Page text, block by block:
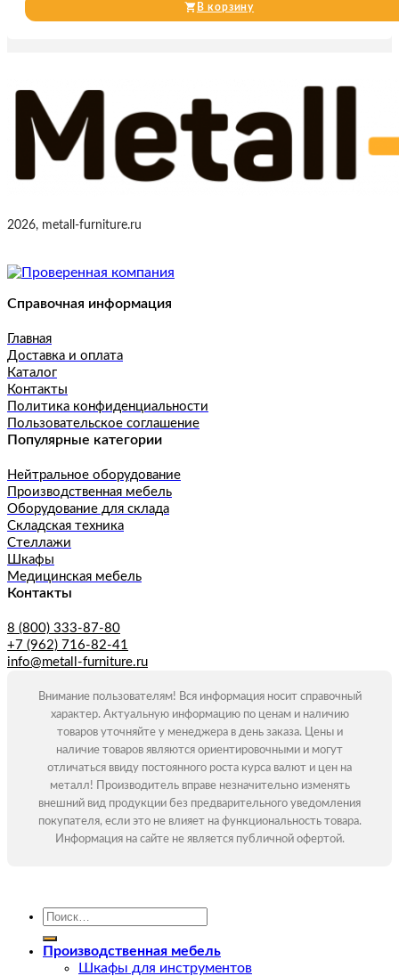
В корзину
2026, metall-furniture.ru
Справочная информация
Главная
Доставка и оплата
Каталог
Контакты
Политика конфиденциальности
Пользовательское соглашение
Популярные категории
Нейтральное оборудование
Производственная мебель
Оборудование для склада
Складская техника
Стеллажи
Шкафы
Медицинская мебель
Контакты
8 (800) 333-87-80
+7 (962) 716-82-41
info@metall-furniture.ru
Внимание пользователям! Вся информация носит справочный
характер. Актуальную информацию по ценам и наличию
товаров уточняйте у менеджера в день заказа. Цены и
наличие товаров являются ориентировочными и могут
отличаться ввиду постоянного роста курса валют и цен на
металл! Производитель вправе незначительно изменять
внешний вид продукции без предварительного уведомления
покупателя, если это не влияет на функциональность товара.
Информация на сайте не является публичной офертой.
Искать:
Производственная мебель
Шкафы для инструментов